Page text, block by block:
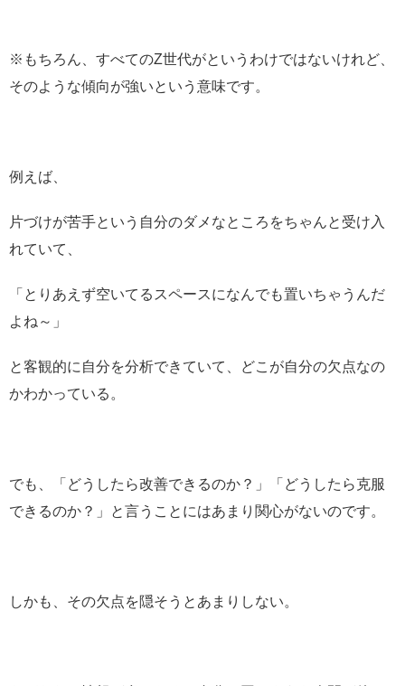
※もちろん、すべてのZ世代がというわけではないけれど、
そのような傾向が強いという意味です。
例えば、
片づけが苦手という自分のダメなところをちゃんと受け入
れていて、
「とりあえず空いてるスペースになんでも置いちゃうんだ
よね～」
と客観的に自分を分析できていて、どこが自分の欠点なの
かわかっている。
でも、「どうしたら改善できるのか？」「どうしたら克服
できるのか？」と言うことにはあまり関心がないのです。
しかも、その欠点を隠そうとあまりしない。